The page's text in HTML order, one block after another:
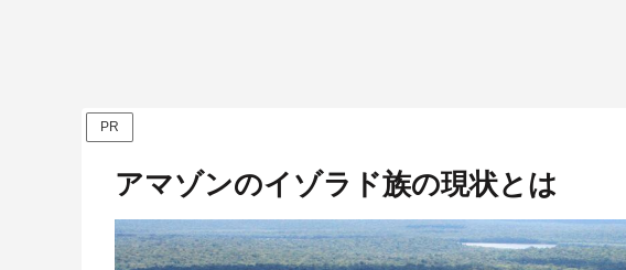
PR
アマゾンのイゾラド族の現状とは